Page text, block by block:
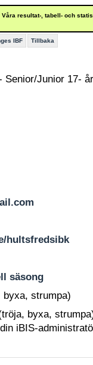
resultat-, tabell- och
IBF Tillbaka
Senior/Junior 17- år
hultsfredsibk
säsong
strumpa)
byxa,
iBIS-